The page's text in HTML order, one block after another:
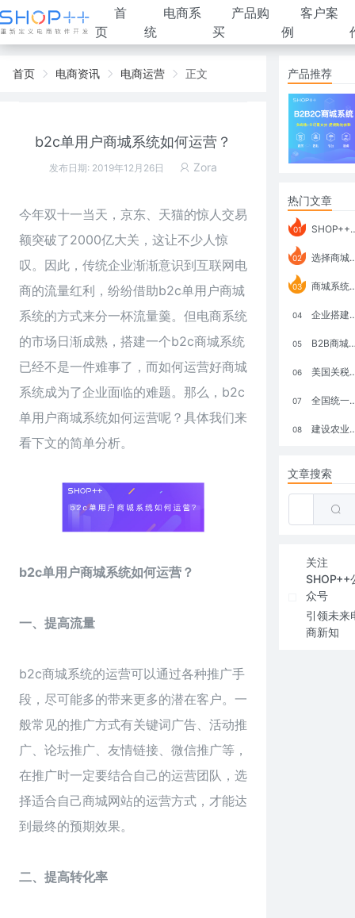
首
页
电商系
统
产品购
买
客户案
例
首页 电商资讯 电商运营 正文
b2c单用户商城系统如何运营？
发布日期: 2019年12月26日 Zora
今年双十一当天，京东、天猫的惊人交易
额突破了2000亿大关，这让不少人惊
叹。因此，传统企业渐渐意识到互联网电
商的流量红利，纷纷借助b2c单用户商城
系统的方式来分一杯流量羹。但电商系统
的市场日渐成熟，搭建一个b2c商城系统
已经不是一件难事了，而如何运营好商城
系统成为了企业面临的难题。那么，b2c
单用户商城系统如何运营呢？具体我们来
看下文的简单分析。
b2c单用户商城系统如何运营？
一、提高流量
b2c商城系统的运营可以通过各种推广手
段，尽可能多的带来更多的潜在客户。一
般常见的推广方式有关键词广告、活动推
广、论坛推广、友情链接、微信推广等，
在推广时一定要结合自己的运营团队，选
择适合自己商城网站的运营方式，才能达
到最终的预期效果。
二、提高转化率
产品推荐
热门文章
01 SHOP++ B2B2C V9.1 全新发布 新亮点
02 选择商城系统要考虑哪些问题？
03 商城系统如何打通跨境电商模式？
04 企业搭建积分商城系统要注意什么？
05 B2B商城系统搭建：开发语言、功能、优势分析
06 美国关税政策冲击全球电商格局：五大类平台受重创，转型与自救成关键
07 全国统一大市场：电商如何掘金新蓝海？
08 建设农业强国，网上商城来助力！
文章搜索
关注
SHOP++
众号
引领未来
商新知